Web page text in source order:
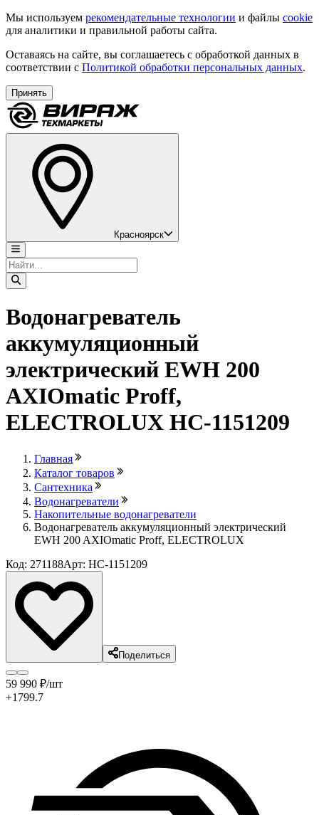
Мы используем рекомендательные технологии и файлы cookie
для аналитики и правильной работы сайта.
Оставаясь на сайте, вы соглашаетесь с обработкой данных в
соответствии с Политикой обработки персональных данных.
Принять
Красноярск
Водонагреватель
аккумуляционный
электрический EWH 200
AXIOmatic Proff,
ELECTROLUX НС-1151209
Главная
Каталог товаров
Сантехника
Водонагреватели
Накопительные водонагреватели
Водонагреватель аккумуляционный электрический
EWH 200 AXIOmatic Proff, ELECTROLUX
Код: 271188Арт: НС-1151209
Поделиться
59 990 ₽/шт
+1799.7